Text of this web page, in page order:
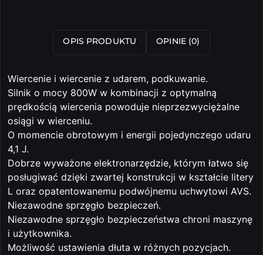
OPIS PRODUKTU OPINIE (0)
Wiercenie i wiercenie z udarem, podkuwanie.
Silnik o mocy 800W w kombinacji z optymalną
prędkością wiercenia powoduje nieprzezwyciężalne
osiągi w wierceniu.
O momencie obrotowym i energii pojedynczego udaru
4,1 J.
Dobrze wyważone elektronarzędzie, którym łatwo się
posługiwać dzięki zwartej konstrukcji w kształcie litery
L oraz opatentowanemu podwójnemu uchwytowi AVS.
Niezawodne sprzęgło bezpieczeń.
Niezawodne sprzęgło bezpieczeństwa chroni maszynę
i użytkownika.
Możliwość ustawienia dłuta w różnych pozycjach.